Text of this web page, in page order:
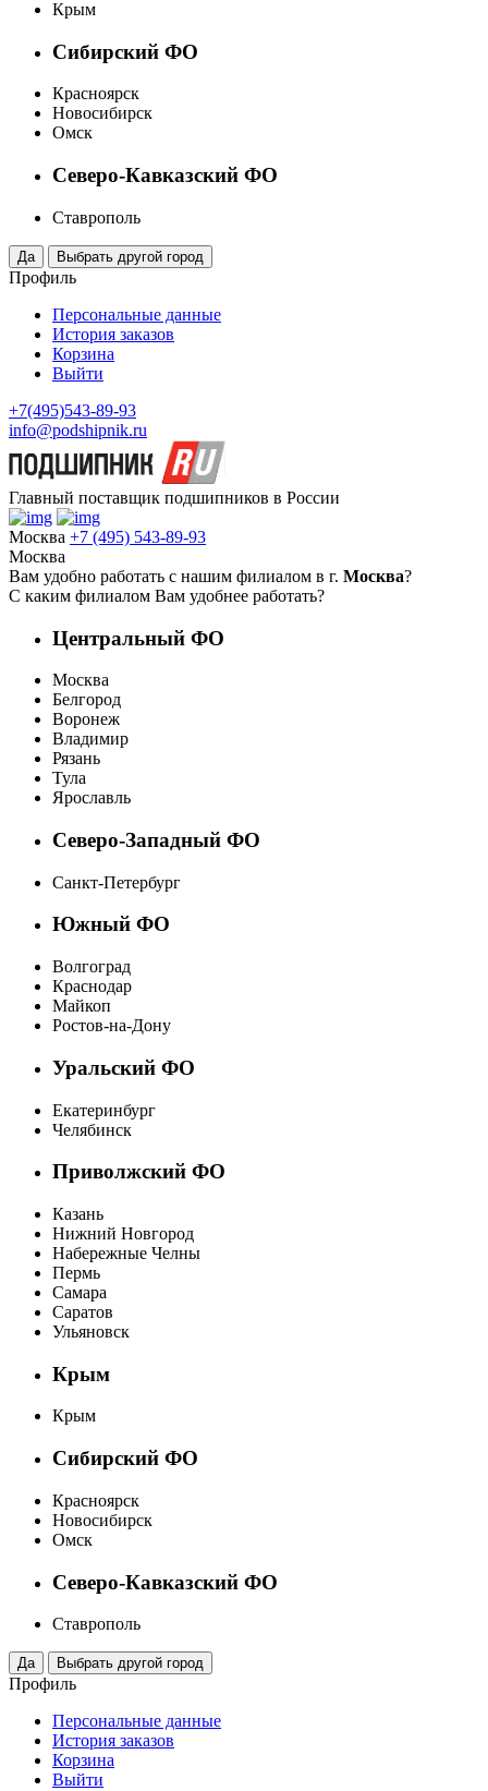
Крым
Сибирский ФО
Красноярск
Новосибирск
Омск
Северо-Кавказский ФО
Ставрополь
Профиль
Персональные данные
История заказов
Корзина
Выйти
+7(495)543-89-93
info@podshipnik.ru
Главный поставщик подшипников в России
Москва +7 (495) 543-89-93
Москва
Вам удобно работать с нашим филиалом в г. Москва?
С каким филиалом Вам удобнее работать?
Центральный ФО
Москва
Белгород
Воронеж
Владимир
Рязань
Тула
Ярославль
Северо-Западный ФО
Санкт-Петербург
Южный ФО
Волгоград
Краснодар
Майкоп
Ростов-на-Дону
Уральский ФО
Екатеринбург
Челябинск
Приволжский ФО
Казань
Нижний Новгород
Набережные Челны
Пермь
Самара
Саратов
Ульяновск
Крым
Крым
Сибирский ФО
Красноярск
Новосибирск
Омск
Северо-Кавказский ФО
Ставрополь
Профиль
Персональные данные
История заказов
Корзина
Выйти